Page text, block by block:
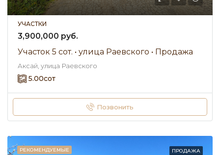
УЧАСТКИ
3,900,000 руб.
Участок 5 сот. • улица Раевского • Продажа
Аксай, улица Раевского
5.00сот
Позвонить
РЕКОМЕНДУЕМЫЕ ПРОДАЖА